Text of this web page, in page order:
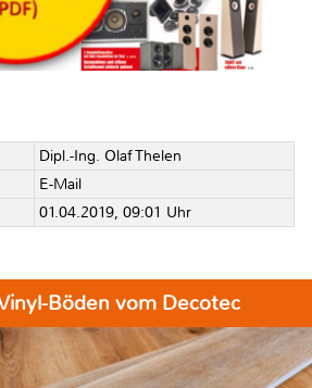
Dipl.-Ing. Olaf Thelen
E-Mail
01.04.2019, 09:01 Uhr
Böden vom Decotec